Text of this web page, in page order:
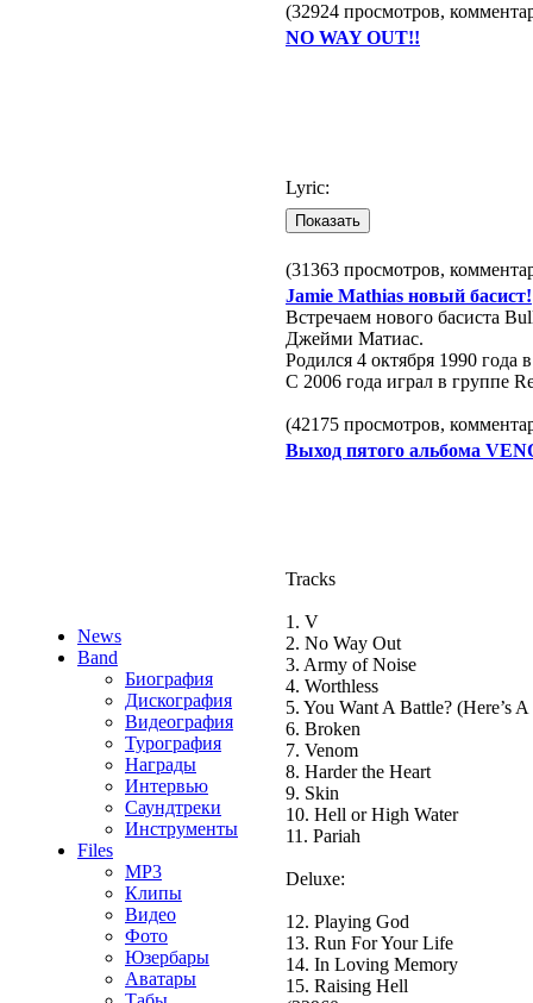
News
Band
Биография
Дискография
Видеография
Турография
Награды
Интервью
Саундтреки
Инструменты
Files
MP3
Клипы
Видео
Фото
Юзербары
Аватары
(32924 просмотров,
NO WAY OUT!!
Lyric:
(31363 просмотров,
Jamie Mathias новый басист!
Встречаем нового басиста
Джейми Матиас.
Родился 4 октября 1990 года
С 2006 года играл в группе
(42175 просмотров,
Выход пятого альбома
Tracks
1. V
2. No Way Out
3. Army of Noise
4. Worthless
5. You Want A Battle? (Here’s
6. Broken
7. Venom
8. Harder the Heart
9. Skin
10. Hell or High Water
11. Pariah
Deluxe:
12. Playing God
13. Run For Your Life
14. In Loving Memory
15. Raising Hell